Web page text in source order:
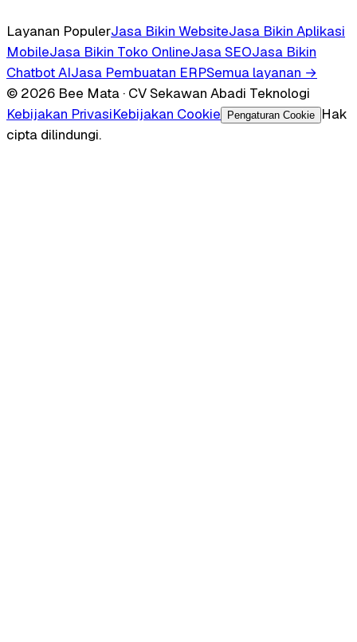
Layanan PopulerJasa Bikin WebsiteJasa Bikin Aplikasi
MobileJasa Bikin Toko OnlineJasa SEOJasa Bikin
Chatbot AIJasa Pembuatan ERPSemua layanan →
© 2026 Bee Mata · CV Sekawan Abadi Teknologi
Kebijakan PrivasiKebijakan Cookie Pengaturan Cookie
Hak
cipta dilindungi.